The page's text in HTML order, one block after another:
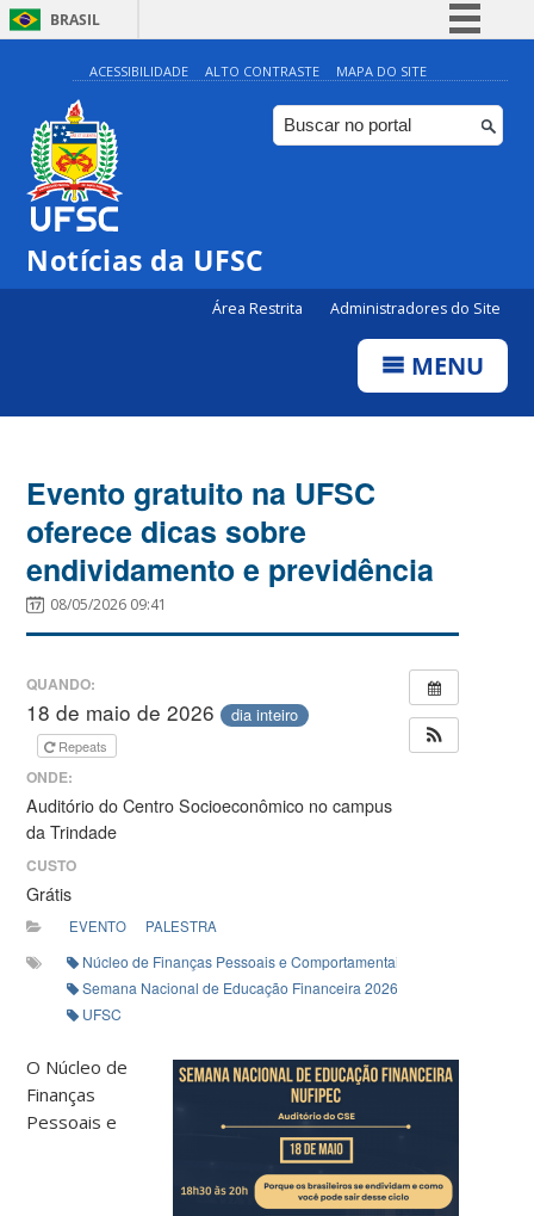
BRASIL
Simplifique!
Comunica BR
Participe
ACESSIBILIDADE ALTO CONTRASTE MAPA DO SITE
Notícias da UFSC
Área Restrita Administradores do Site
MENU
Evento gratuito na UFSC
oferece dicas sobre
endividamento e previdência
08/05/2026 09:41
QUANDO:
18 de maio de 2026 dia inteiro
Repeats
ONDE:
Auditório do Centro Socioeconômico no campus
da Trindade
CUSTO
Grátis
EVENTO PALESTRA
Núcleo de Finanças Pessoais e Comportamentais
Semana Nacional de Educação Financeira 2026
UFSC
O Núcleo de
Finanças
Pessoais e